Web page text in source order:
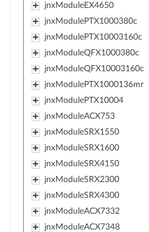
jnxModuleEX4650
jnxModulePTX1000380c
jnxModulePTX10003160c
jnxModuleQFX1000380c
jnxModuleQFX10003160c
jnxModulePTX1000136mr
jnxModulePTX10004
jnxModuleACX753
jnxModuleSRX1550
jnxModuleSRX1600
jnxModuleSRX4150
jnxModuleSRX2300
jnxModuleSRX4300
jnxModuleACX7332
jnxModuleACX7348